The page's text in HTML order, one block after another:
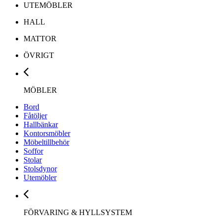
UTEMÖBLER
HALL
MATTOR
ÖVRIGT
MÖBLER
Bord
Fåtöljer
Hallbänkar
Kontorsmöbler
Möbeltillbehör
Soffor
Stolar
Stolsdynor
Utemöbler
FÖRVARING & HYLLSYSTEM